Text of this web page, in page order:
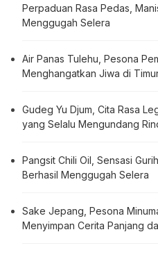
Perpaduan Rasa Pedas,
Menggugah Selera
Air Panas Tulehu, Pesona
Menghangatkan Jiwa di
Gudeg Yu Djum, Cita Rasa
yang Selalu Mengundang
Pangsit Chili Oil, Sensasi
Berhasil Menggugah Selera
Sake Jepang, Pesona
Menyimpan Cerita Panjang